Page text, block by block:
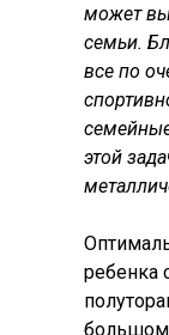
может
семьи.
все по
этой
ребенка